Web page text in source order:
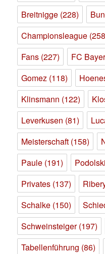
Breitnigge (228)
Championsleague
Fans (227) FC
Gomez (118)
Klinsmann (122)
Leverkusen (81)
Meisterschaft (158)
Paule (191) Podolski
Privates (137)
Schalke (150)
Schweinsteiger(197)
Tabellenführung (86)